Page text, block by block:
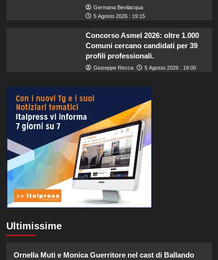
Germana Bevilacqua
5 Agosto 2026 : 19:15
Concorso Asmel 2026: oltre 1.000
Comuni cercano candidati per 39
profili professionali.
Giuseppe Recca 5 Agosto 2026 : 19:00
Ultimissime
Ornella Muti e Monica Guerritore nel cast di Ballando